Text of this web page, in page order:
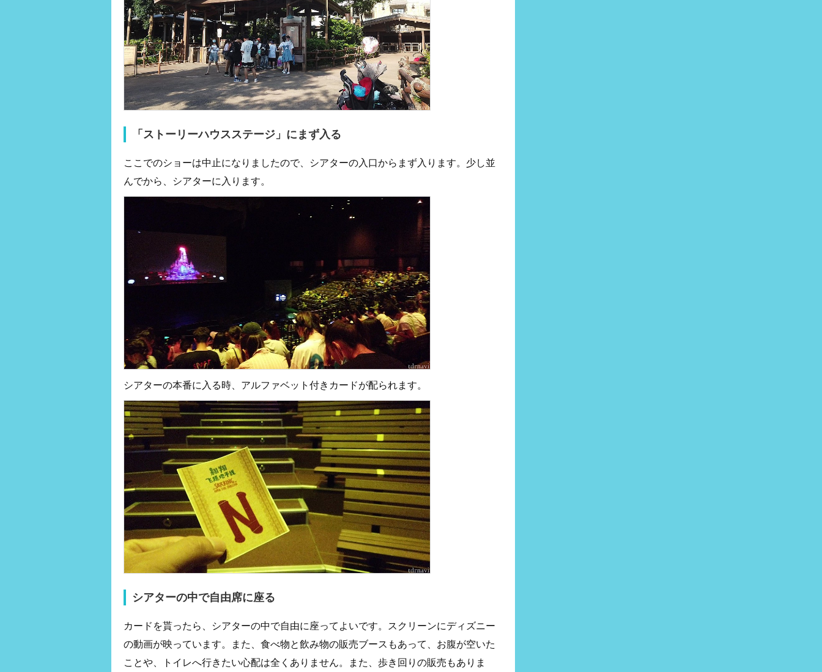
「ストーリーハウスステージ」にまず入る
ここでのショーは中止になりましたので、シアターの入口からまず入ります。少し並
んでから、シアターに入ります。
シアターの本番に入る時、アルファベット付きカードが配られます。
シアターの中で自由席に座る
カードを貰ったら、シアターの中で自由に座ってよいです。スクリーンにディズニー
の動画が映っています。また、食べ物と飲み物の販売ブースもあって、お腹が空いた
ことや、トイレへ行きたい心配は全くありません。また、歩き回りの販売もありま